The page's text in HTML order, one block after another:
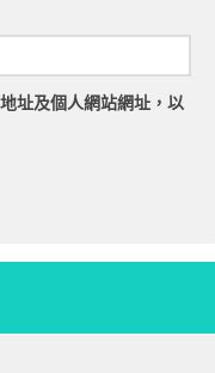
址及個人網站網址，以